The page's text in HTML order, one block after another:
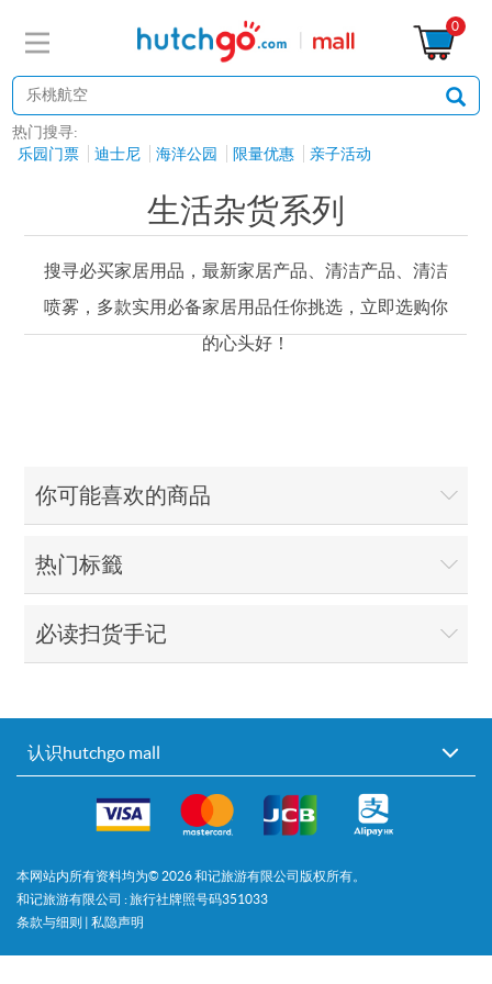
0
热门搜寻:
乐园门票
迪士尼 海洋公园 限量优惠 亲子活动
生活杂货系列
搜寻必买家居用品，最新家居产品、清洁产品、清洁
喷雾，多款实用必备家居用品任你挑选，立即选购你
的心头好！
你可能喜欢的商品
热门标籤
必读扫货手记
认识hutchgo mall
本网站内所有资料均为© 2026和记旅游有限公司版权所有。
和记旅游有限公司 : 旅行社牌照号码351033
条款与细则 | 私隐声明